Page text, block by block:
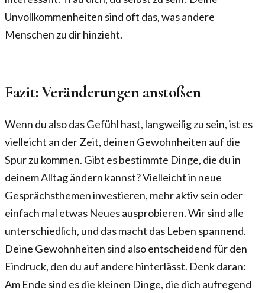
Unvollkommenheiten sind oft das, was andere
Menschen zu dir hinzieht.
Fazit: Veränderungen anstoßen
Wenn du also das Gefühl hast, langweilig zu sein, ist es
vielleicht an der Zeit, deinen Gewohnheiten auf die
Spur zu kommen. Gibt es bestimmte Dinge, die du in
deinem Alltag ändern kannst? Vielleicht in neue
Gesprächsthemen investieren, mehr aktiv sein oder
einfach mal etwas Neues ausprobieren. Wir sind alle
unterschiedlich, und das macht das Leben spannend.
Deine Gewohnheiten sind also entscheidend für den
Eindruck, den du auf andere hinterlässt. Denk daran:
Am Ende sind es die kleinen Dinge, die dich aufregend